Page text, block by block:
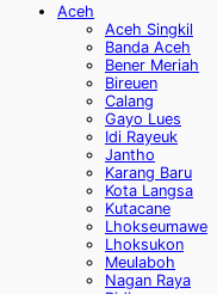
Aceh
Aceh Singkil
Banda Aceh
Bener Meriah
Bireuen
Calang
Gayo Lues
Idi Rayeuk
Jantho
Karang Baru
Kota Langsa
Kutacane
Lhokseumawe
Lhoksukon
Meulaboh
Nagan Raya